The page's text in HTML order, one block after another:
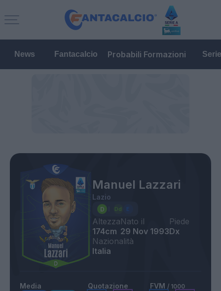
News Fantacalcio Probabili Formazioni
Manuel Lazzari
Lazio
Altezza
174cm
Nato il
29 Nov 1993
Piede
Dx
Nazionalità
Italia
Media Quotazione FVM / 1000